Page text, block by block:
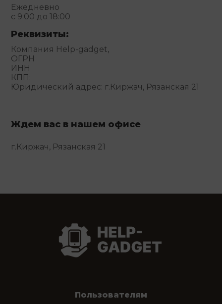
Ежедневно
с 9:00 до 18:00
Реквизиты:
Компания Help-gadget,
ОГРН
ИНН
КПП:
Юридический адрес: г.Киржач, Рязанская 21
Ждем вас в нашем офисе
г.Киржач, Рязанская 21
Пользователям